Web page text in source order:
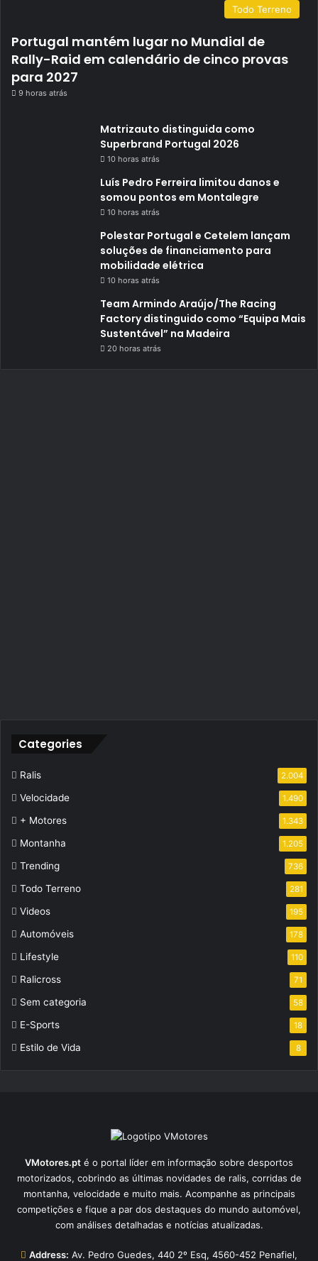
Todo Terreno
Portugal mantém lugar no Mundial de
Rally-Raid em calendário de cinco provas
para 2027
9 horas atrás
Matrizauto distinguida como
Superbrand Portugal 2026
10 horas atrás
Luís Pedro Ferreira limitou danos e
somou pontos em Montalegre
10 horas atrás
Polestar Portugal e Cetelem lançam
soluções de financiamento para
mobilidade elétrica
10 horas atrás
Team Armindo Araújo/The Racing
Factory distinguido como “Equipa Mais
Sustentável” na Madeira
20 horas atrás
Categories
Ralis 2.004
Velocidade 1.490
+ Motores 1.343
Montanha 1.205
Trending 736
Todo Terreno 281
Videos 195
Automóveis 178
Lifestyle 110
Ralicross 71
Sem categoria 58
E-Sports 18
Estilo de Vida 8
VMotores.pt é o portal líder em informação sobre desportos
motorizados, cobrindo as últimas novidades de ralis, corridas de
montanha, velocidade e muito mais. Acompanhe as principais
competições e fique a par dos destaques do mundo automóvel,
com análises detalhadas e notícias atualizadas.
Address: Av. Pedro Guedes, 440 2º Esq, 4560-452 Penafiel,